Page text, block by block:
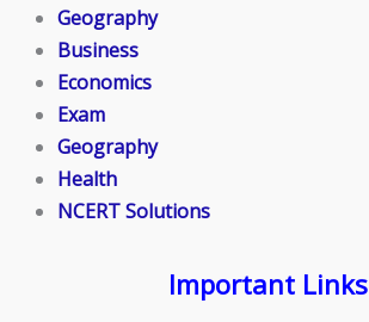
Geography
Business
Economics
Exam
Geography
Health
NCERT Solutions
Important Links